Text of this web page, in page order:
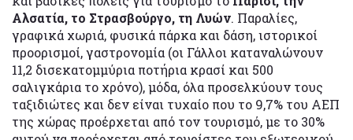
Αλσατία, το Στρασβούργο, τη Λυών. Παραλίες,
γραφικά χωριά, φυσικά πάρκα και δάση, ιστορικοί
προορισμοί, γαστρονομία (οι Γάλλοι καταναλώνουν
11,2 δισεκατομμύρια ποτήρια κρασί και 500
σαλιγκάρια το χρόνο), μόδα, όλα προσελκύουν τους
ταξιδιώτες και δεν είναι τυχαίο που το 9,7% του ΑΕΠ
της χώρας προέρχεται από τον τουρισμό, με το 30%